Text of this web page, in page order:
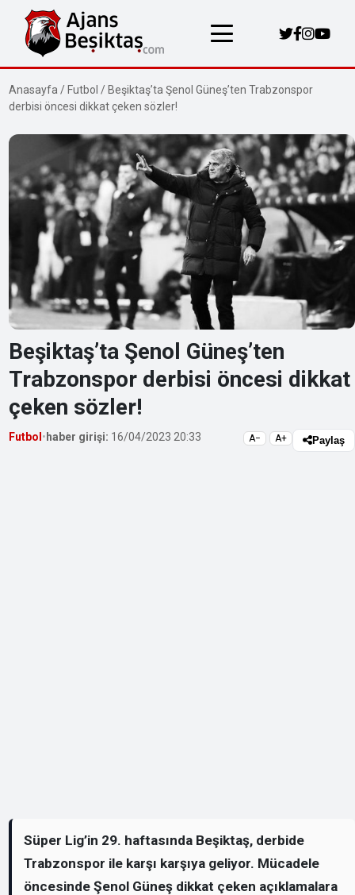
Anasayfa / Futbol / Beşiktaş’ta Şenol Güneş’ten Trabzonspor
derbisi öncesi dikkat çeken sözler!
Beşiktaş’ta Şenol Güneş’ten
Trabzonspor derbisi öncesi dikkat
çeken sözler!
Futbol • haber girişi: 16/04/2023 20:33 A− A+ Paylaş
Süper Lig’in 29. haftasında Beşiktaş, derbide
Trabzonspor ile karşı karşıya geliyor. Mücadele
öncesinde Şenol Güneş dikkat çeken açıklamalara